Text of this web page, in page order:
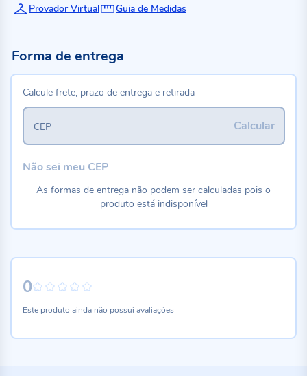
Provador Virtual Guia de Medidas
0
Este produto ainda não possui avaliações
Forma de entrega
Calcule frete, prazo de entrega e retirada
Calcular
CEP
Não sei meu CEP
As formas de entrega não podem ser calculadas pois o
produto está indisponível